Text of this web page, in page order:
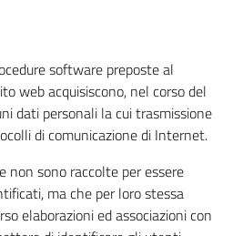
software preposte al
web acquisiscono, nel corso del
dati personali la cui trasmissione
di comunicazione di Internet.
non sono raccolte per essere
ma che per loro stessa
elaborazioni ed associazioni con